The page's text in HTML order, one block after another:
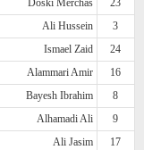
Ali Hussein
3
Ismael Zaid
24
Alammari Amir
16
Bayesh Ibrahim
8
Alhamadi Ali
9
Ali Jasim
17